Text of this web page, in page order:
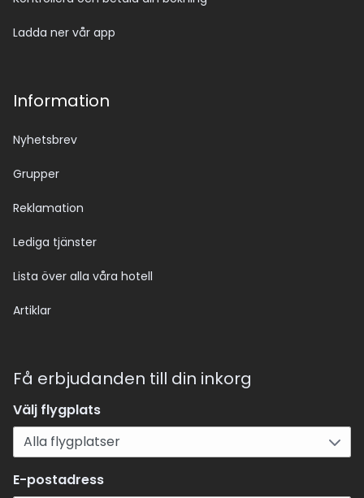
Ladda ner vår app
Information
Nyhetsbrev
Grupper
Reklamation
Lediga tjänster
Lista över alla våra hotell
Artiklar
Få erbjudanden till din inkorg
Välj flygplats
E-postadress